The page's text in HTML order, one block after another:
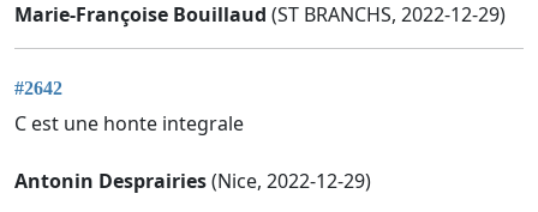
Marie-Françoise Bouillaud (ST BRANCHS, 2022-12-29)
#2642
C est une honte integrale
Antonin Desprairies(Nice, 2022-12-29)